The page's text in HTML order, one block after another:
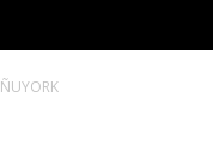
ÑUYORK